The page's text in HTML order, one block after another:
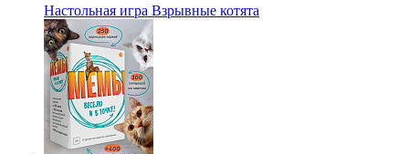
Настольная игра Взрывные котята